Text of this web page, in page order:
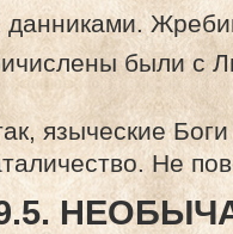
данниками.
были с
языческие
Не